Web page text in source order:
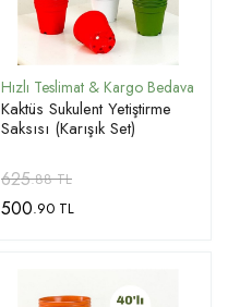
Kaktüs Sukulent Yetiştirme
Saksısı (Karışık Set)
625.88 TL
500.90 TL